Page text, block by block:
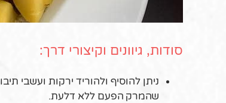
סודות, גיוונים וקיצורי דרך:
ניתן להוסיף ולהוריד ירקות ועשבי
שהמרק הפעם ללא דלעת.